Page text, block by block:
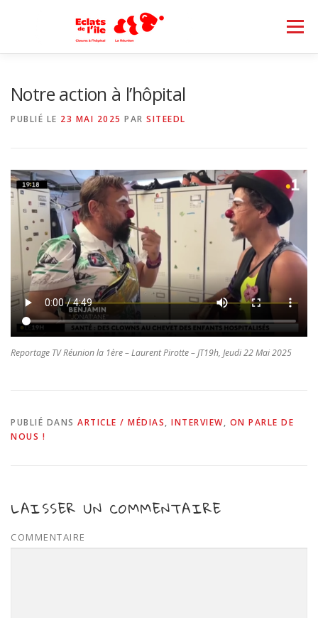
Menu
Notre action à l’hôpital
PUBLIÉ LE 23 MAI 2025 PAR SITEEDL
Reportage TV Réunion la 1ère – Laurent Pirotte – JT19h, Jeudi 22 Mai 2025
PUBLIÉ DANS ARTICLE / MÉDIAS, INTERVIEW, ON PARLE DE
NOUS !
LAISSER UN COMMENTAIRE
COMMENTAIRE